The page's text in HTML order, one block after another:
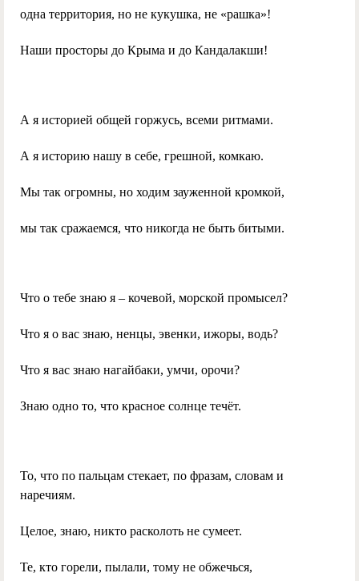
одна территория, но не кукушка, не «рашка»!
Наши просторы до Крыма и до Кандалакши!
А я историей общей горжусь, всеми ритмами.
А я историю нашу в себе, грешной, комкаю.
Мы так огромны, но ходим зауженной кромкой,
мы так сражаемся, что никогда не быть битыми.
Что о тебе знаю я – кочевой, морской промысел?
Что я о вас знаю, ненцы, эвенки, ижоры, водь?
Что я вас знаю нагайбаки, умчи, орочи?
Знаю одно то, что красное солнце течёт.
То, что по пальцам стекает, по фразам, словам и
наречиям.
Целое, знаю, никто расколоть не сумеет.
Те, кто горели, пылали, тому не обжечься,